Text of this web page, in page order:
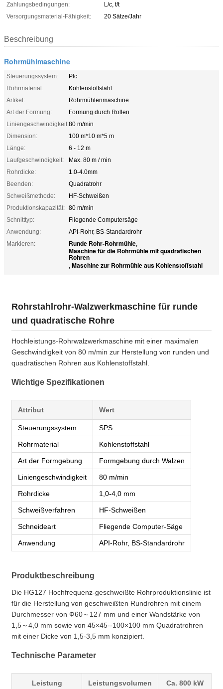
Zahlungsbedingungen:
L/c, t/t
Versorgungsmaterial-Fähigkeit:
20 Sätze/Jahr
Beschreibung
Rohrmühlmaschine
Steuerungssystem:
Plc
Rohrmaterial:
Kohlenstoffstahl
Artikel:
Rohrmühlenmaschine
Art der Formung:
Formung durch Rollen
Liniengeschwindigkeit:80 m/min
Dimension:
100 m*10 m*5 m
Länge:
6 - 12 m
Laufgeschwindigkeit:
Max. 80 m / min
Rohrdicke:
1.0-4.0mm
Beenden:
Quadratrohr
Schweißmethode:
HF-Schweißen
Produktionskapazität: 80 m/min
Schnitttyp:
Fliegende Computersäge
Anwendung:
API-Rohr, BS-Standardrohr
Markieren:
Runde Rohr-Rohrmühle,
Maschine für die Rohrmühle mit quadratischen
Rohren
, Maschine zur Rohrmühle aus Kohlenstoffstahl
Rohrstahlrohr-Walzwerkmaschine für runde
und quadratische Rohre
Hochleistungs-Rohrwalzwerkmaschine mit einer maximalen
Geschwindigkeit von 80 m/min zur Herstellung von runden und
quadratischen Rohren aus Kohlenstoffstahl.
Wichtige Spezifikationen
Attribut Wert
Steuerungssystem SPS
Rohrmaterial Kohlenstoffstahl
Art der Formgebung Formgebung durch Walzen
Liniengeschwindigkeit 80 m/min
Rohrdicke 1,0-4,0 mm
Schweißverfahren HF-Schweißen
Schneideart Fliegende Computer-Säge
Anwendung API-Rohr, BS-Standardrohr
Produktbeschreibung
Die HG127 Hochfrequenz-geschweißte Rohrproduktionslinie ist
für die Herstellung von geschweißten Rundrohren mit einem
Durchmesser von Ф60～127 mm und einer Wandstärke von
1,5～4,0 mm sowie von 45×45--100×100 mm Quadratrohren
mit einer Dicke von 1,5-3,5 mm konzipiert.
Technische Parameter
Leistung Leistungsvolumen Ca. 800 kW